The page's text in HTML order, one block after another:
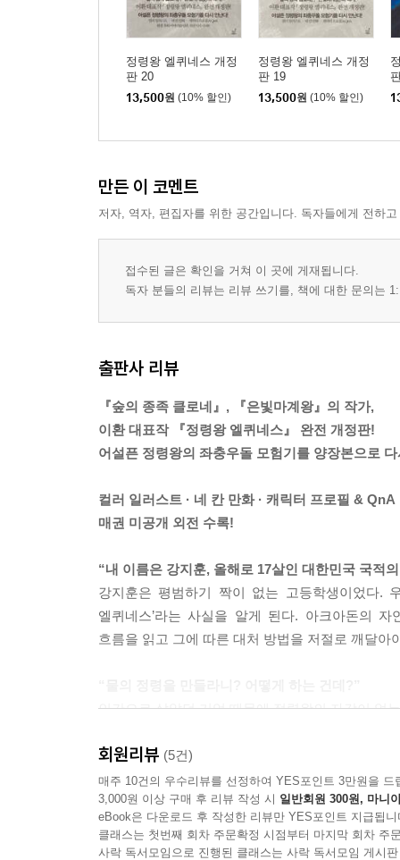
정령왕 엘퀴네스 개정
판 20
13,500원 (10% 할인)
정령왕 엘퀴네스 개정
판 19
13,500원 (10% 할인)
만든 이 코멘트
저자, 역자, 편집자를 위한 공간입니다. 독자들에게 전하
접수된 글은 확인을 거쳐 이 곳에 게재됩니다.
독자 분들의 리뷰는 리뷰 쓰기를, 책에 대한 문의는
출판사 리뷰
『숲의 종족 클로네』, 『은빛마계왕』의 작가,
이환 대표작 『정령왕 엘퀴네스』 완전 개정판!
어설픈 정령왕의 좌충우돌 모험기를 양장본으로
컬러 일러스트 · 네 칸 만화 · 캐릭터 프로필 & QnA
매권 미공개 외전 수록!
“내 이름은 강지훈, 올해로 17살인 대한민국 국적
강지훈은 평범하기 짝이 없는 고등학생이었다.
엘퀴네스’라는 사실을 알게 된다. 아크아돈의
흐름을 읽고 그에 따른 대처 방법을 저절로 깨달
인간으로 살았던 기억 때문에 정령왕의 자각이 없
전대 물의 정령왕이었던 형벌의 신 엘뤼엔과 만난
“다시 만나게 되면 선물을 주겠다고 했지.”
“나, 난 그런 거 필요 없……!”
“필요의 여부는 내가 결정한다. 네가 아니라.”
회원리뷰 (5건)
매주 10건의 우수리뷰를 선정하여 YES포인트 3만원을 드
3,000원 이상 구매 후 리뷰 작성 시 일반회원 300원, 마니
eBook은 다운로드 후 작성한 리뷰만 YES포인트 지급됩니
클래스는 첫번째 회차 주문확정 시점부터 마지막 회차 주
사락 독서모임으로 진행된 클래스는 사락 독서모임 게시